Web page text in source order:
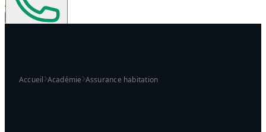
Accueil Académie Assurance habitation